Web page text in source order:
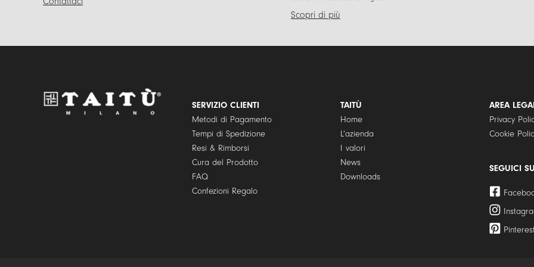
Scopri di più
SERVIZIO CLIENTI
Metodi di Pagamento
Tempi di Spedizione
Resi & Rimborsi
Cura del Prodotto
FAQ
Confezioni Regalo
TAITÙ
Home
L’azienda
I valori
News
Downloads
AREA
Privacy
Cookie
SEGUICI SU